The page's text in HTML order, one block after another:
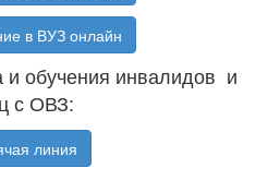
в ВУЗ онлайн
обучения инвалидов и
с ОВЗ:
линия